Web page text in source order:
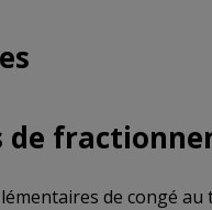
de
de congé